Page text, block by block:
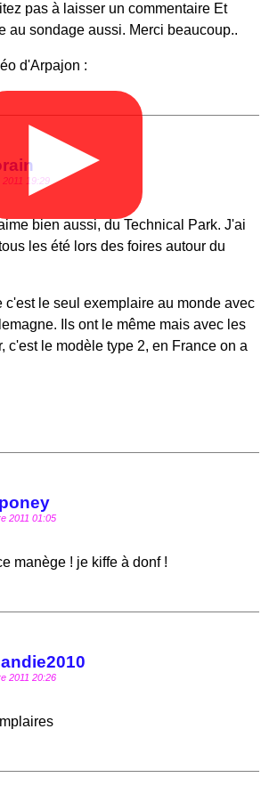
pas à laisser un commentaire Et
au sondage aussi. Merci beaucoup..
d'Arpajon :
19:29
bien aussi, du Technical Park. J'ai
les été lors des foires autour du
c'est le seul exemplaire au monde avec
Ils ont le même mais avec les
c'est le modèle type 2, en France on a
2011 01:05
manège ! je kiffe à donf !
2011 20:26